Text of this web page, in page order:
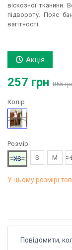
віскозної тканини.
підвороту. Пояс
вагітності.
Акція
257 грн 855
Колір
Хакі
Розмір
XS
S M
У цьому розмірі
Повідомити,